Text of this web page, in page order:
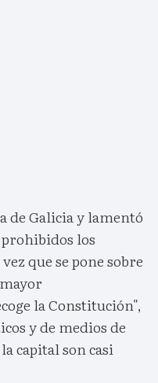
de Galicia y lamentó
prohibidos los
que se pone sobre
la Constitución",
y de medios de
capital son casi